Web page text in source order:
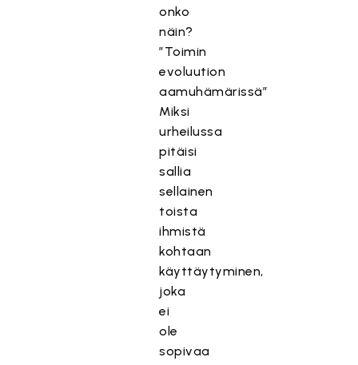
onko
näin?
”Toimin
evoluution
aamuhämärissä”
Miksi
urheilussa
pitäisi
sallia
sellainen
toista
ihmistä
kohtaan
käyttäytyminen,
joka
ei
ole
sopivaa